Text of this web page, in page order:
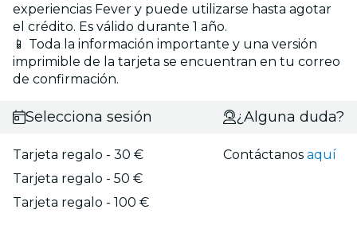
experiencias Fever y puede utilizarse hasta agotar
el crédito. Es válido durante 1 año.
📱 Toda la información importante y una versión
imprimible de la tarjeta se encuentran en tu correo
de confirmación.
Selecciona sesión
Tarjeta regalo - 30 €
Tarjeta regalo - 50 €
Tarjeta regalo - 100 €
¿Alguna duda?
Contáctanosaquí